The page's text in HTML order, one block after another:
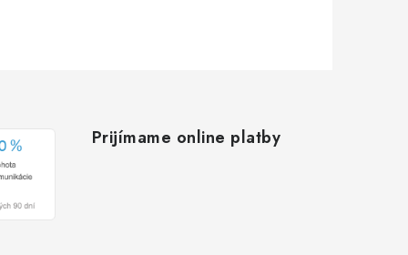
Prijímame online platby